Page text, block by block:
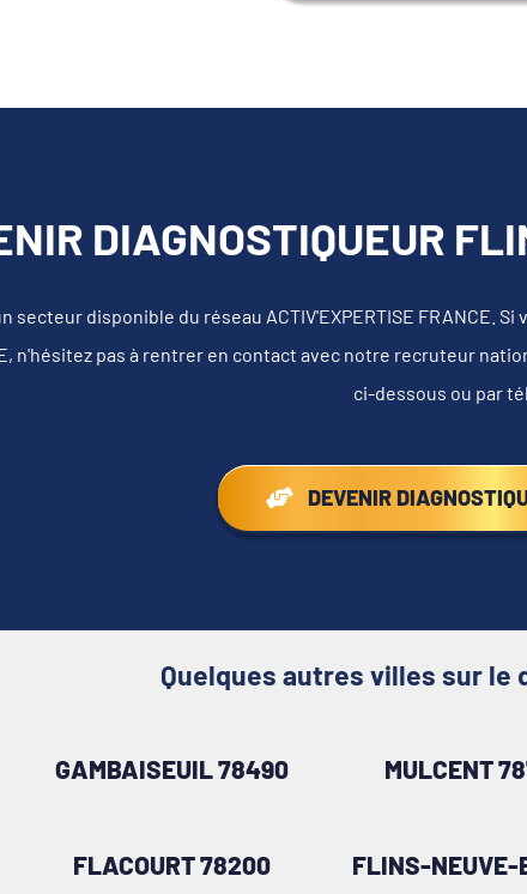
DIAGNOSTIQUEUR
secteur disponible du réseau ACTIV'EXPERTISE
n'hésitez pas à rentrer en contact avec notre recruteur
ci-dessous ou par
DEVENIR
Quelques autres villes sur le
GAMBAISEUIL 78490 MULCENT
FLACOURT 78200
FLINS-NEUVE-